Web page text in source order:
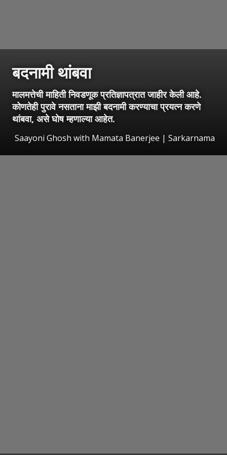
बदनामी थांबवा
मालमत्तेची माहिती निवडणूक प्रतिज्ञापत्रात जाहीर केली आहे.
कोणतेही पुरावे नसताना माझी बदनामी करण्याचा प्रयत्न करणे
थांबवा, असे घोष म्हणाल्या आहेत.
Saayoni Ghosh with Mamata Banerjee | Sarkarnama